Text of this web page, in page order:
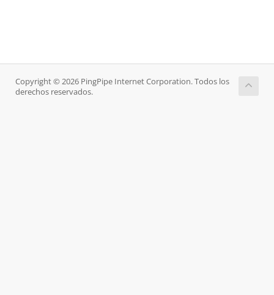
Copyright © 2026 PingPipe Internet Corporation. Todos los
derechos reservados.